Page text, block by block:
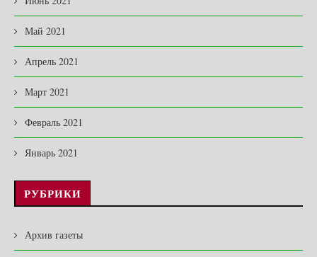
Май 2021
Апрель 2021
Март 2021
Февраль 2021
Январь 2021
РУБРИКИ
Архив газеты